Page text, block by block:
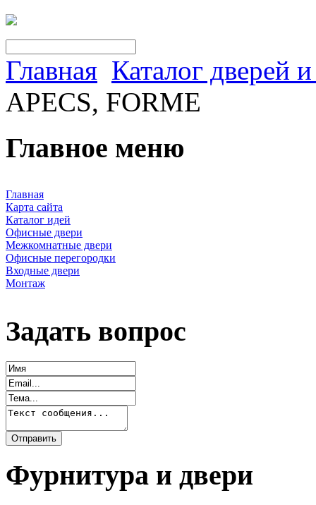
Главная Каталог дверей
APECS, FORME
Главное меню
Главная
Карта сайта
Каталог идей
Офисные двери
Межкомнатные двери
Офисные перегородки
Входные двери
Монтаж
Задать вопрос
Фурнитура и двери